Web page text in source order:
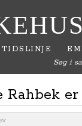
TIDSLINJE
Søg i
Rahbek